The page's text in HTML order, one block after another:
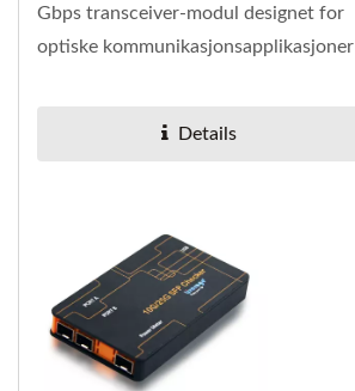
Gbps transceiver-modul designet for
optiske kommunikasjonsapplikasjoner
Details